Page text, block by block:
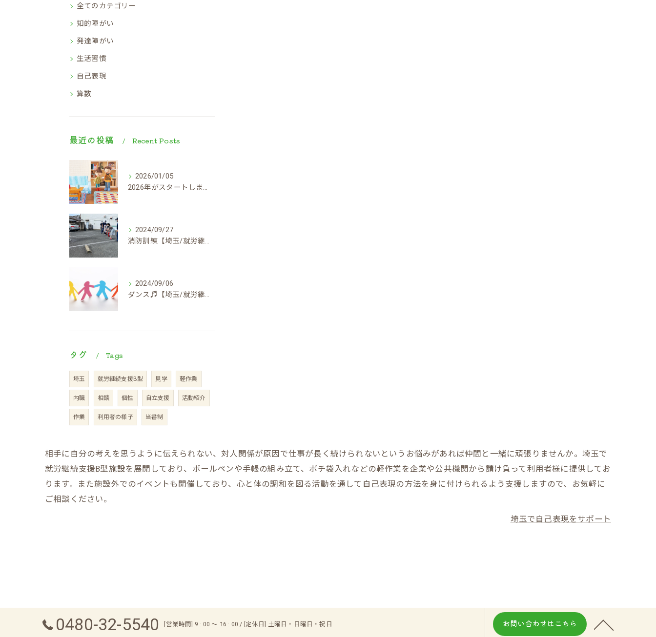
全てのカテゴリー
知的障がい
発達障がい
生活習慣
自己表現
算数
最近の投稿 Recent Posts
2026/01/05
2026年がスタートしました！！
2024/09/27
消防訓練【埼玉/就労継続支援B型】
2024/09/06
ダンス♬【埼玉/就労継続支援B型】
タグ Tags
埼玉 就労継続支援B型 見学 軽作業
内職 相談 個性 自立支援 活動紹介
作業 利用者の様子 当番制
相手に自分の考えを思うように伝えられない、対人関係が原因で仕事が長く続けられないというお悩みがあれば仲間と一緒に頑張りませんか。埼玉で
就労継続支援B型施設を展開しており、ボールペンや手帳の組み立て、ポチ袋入れなどの軽作業を企業や公共機関から請け負って利用者様に提供してお
ります。また施設外でのイベントも開催しており、心と体の調和を図る活動を通して自己表現の方法を身に付けられるよう支援しますので、お気軽に
ご相談ください。
埼玉で自己表現をサポート
0480-32-5540 [営業時間] 9 : 00 〜 16 : 00 / [定休日] 土曜日・日曜日・祝日 お問い合わせはこちら